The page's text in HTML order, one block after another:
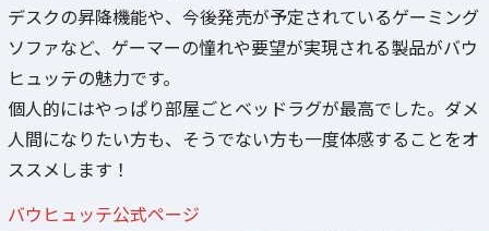
デスクの昇降機能や、今後発売が予定されているゲーミング
ソファなど、ゲーマーの憧れや要望が実現される製品がバウ
ヒュッテの魅力です。
個人的にはやっぱり部屋ごとベッドラグが最高でした。ダメ
人間になりたい方も、そうでない方も一度体感することをオ
ススメします！
バウヒュッテ公式ページ